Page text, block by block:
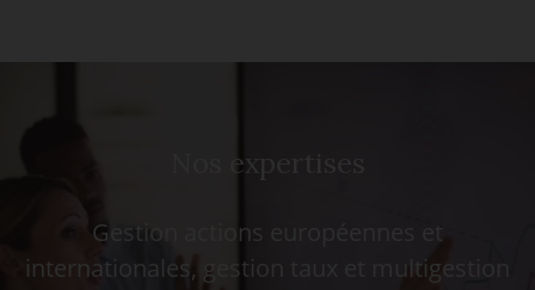
Nos expertises
Gestion actions européennes et
internationales, gestion taux et multigestion